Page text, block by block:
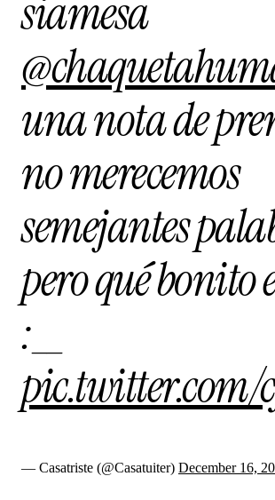
siamesa
una nota de
no merecemos
semejantes
pero qué bonito
:__
pic.twitter.com/
— Casatriste (@Casatuiter) December 16,